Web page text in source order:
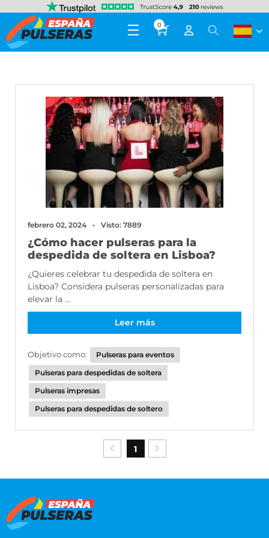
0
febrero 02, 2024 Visto: 7889
¿Cómo hacer pulseras para la
despedida de soltera en Lisboa?
¿Quieres celebrar tu despedida de soltera en
Lisboa? Considera pulseras personalizadas para
elevar la ...
Leer más
Objetivo como:
Pulseras para eventos
Pulseras para despedidas de soltera
Pulseras impresas
Pulseras para despedidas de soltero
1